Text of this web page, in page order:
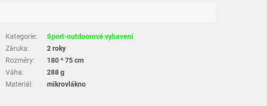
Kategorie:
Sport-outdoorové vybavení
Záruka:
2 roky
Rozměry:
180 * 75 cm
Váha:
288 g
Materiál : mikrovlákno